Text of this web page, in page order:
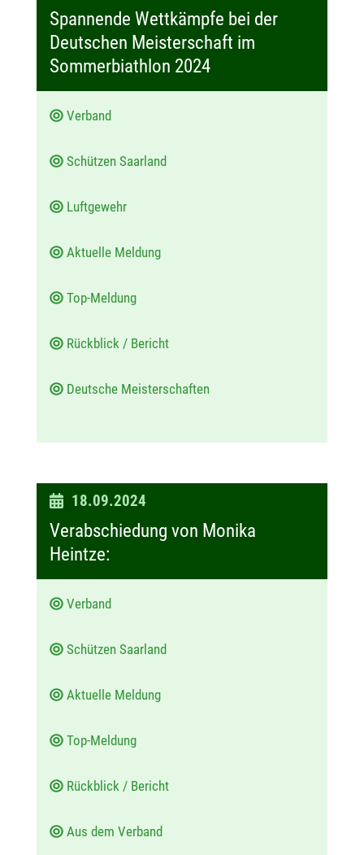
a
Spannende Wettkämpfe bei der
Deutschen Meisterschaft im
Sommerbiathlon 2024
Verband
Schützen Saarland
Luftgewehr
Aktuelle Meldung
Top-Meldung
Rückblick / Bericht
Deutsche Meisterschaften
D
a
t
:
18.09.2024
Verabschiedung von Monika
Heintze:
Verband
Schützen Saarland
Aktuelle Meldung
Top-Meldung
Rückblick / Bericht
Aus dem Verband